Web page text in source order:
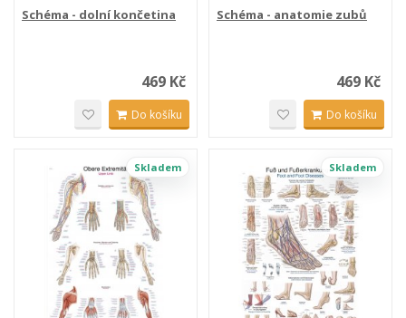
Schéma - dolní končetina
469 Kč
Do košíku
Schéma - anatomie zubů
469 Kč
Do košíku
Skladem Skladem